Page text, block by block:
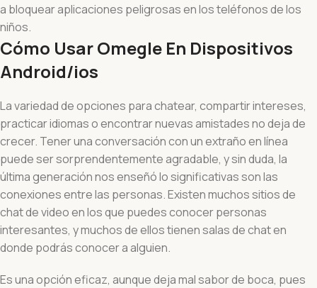
a bloquear aplicaciones peligrosas en los teléfonos de los
niños.
Cómo Usar Omegle En Dispositivos
Android/ios
La variedad de opciones para chatear, compartir intereses,
practicar idiomas o encontrar nuevas amistades no deja de
crecer. Tener una conversación con un extraño en línea
puede ser sorprendentemente agradable, y sin duda, la
última generación nos enseñó lo significativas son las
conexiones entre las personas. Existen muchos sitios de
chat de video en los que puedes conocer personas
interesantes, y muchos de ellos tienen salas de chat en
donde podrás conocer a alguien.
Es una opción eficaz, aunque deja mal sabor de boca, pues